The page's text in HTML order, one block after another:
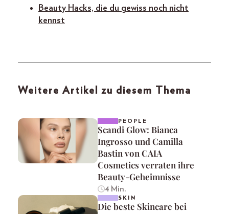
Beauty Hacks, die du gewiss noch nicht
kennst
Weitere Artikel zu diesem Thema
PEOPLE
Scandi Glow: Bianca
Ingrosso und Camilla
Bastin von CAIA
Cosmetics verraten ihre
Beauty-Geheimnisse
4 Min.
SKIN
Die beste Skincare bei